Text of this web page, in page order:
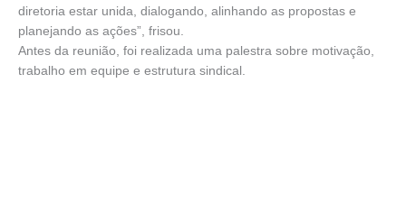
diretoria estar unida, dialogando, alinhando as propostas e
planejando as ações”, frisou.
Antes da reunião, foi realizada uma palestra sobre motivação,
trabalho em equipe e estrutura sindical.